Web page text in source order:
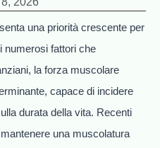
una priorità crescente per
numerosi fattori che
la forza muscolare
capace di incidere
durata della vita. Recenti
una muscolatura